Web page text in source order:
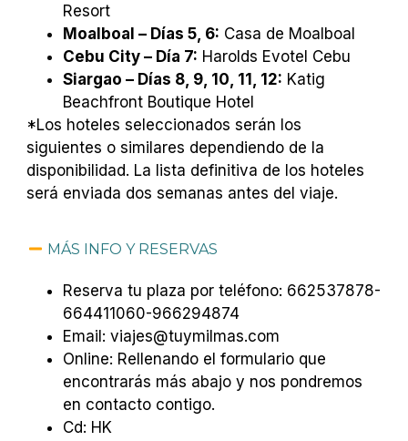
Resort
Moalboal – Días 5, 6: Casa de Moalboal
Cebu City – Día 7: Harolds Evotel Cebu
Siargao – Días 8, 9, 10, 11, 12: Katig
Beachfront Boutique Hotel
*Los hoteles seleccionados serán los
siguientes o similares dependiendo de la
disponibilidad. La lista definitiva de los hoteles
será enviada dos semanas antes del viaje.
MÁS INFO Y RESERVAS
Reserva tu plaza por teléfono: 662537878-
664411060-966294874
Email: viajes@tuymilmas.com
Online: Rellenando el formulario que
encontrarás más abajo y nos pondremos
en contacto contigo.
Cd: HK